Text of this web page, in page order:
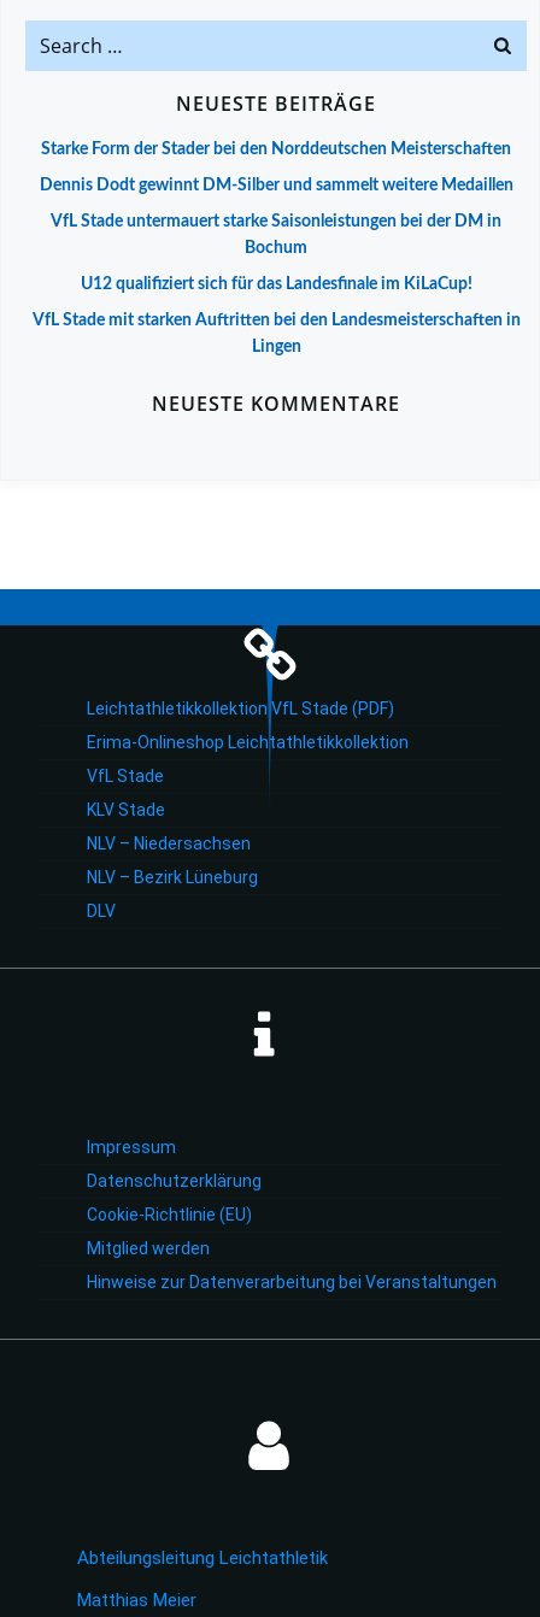
Search
for:
NEUESTE BEITRÄGE
Starke Form der Stader bei den Norddeutschen Meisterschaften
Dennis Dodt gewinnt DM-Silber und sammelt weitere Medaillen
VfL Stade untermauert starke Saisonleistungen bei der DM in
Bochum
U12 qualifiziert sich für das Landesfinale im KiLaCup!
VfL Stade mit starken Auftritten bei den Landesmeisterschaften in
Lingen
NEUESTE KOMMENTARE
Leichtathletikkollektion VfL Stade (PDF)
Erima-Onlineshop Leichtathletikkollektion
VfL Stade
KLV Stade
NLV – Niedersachsen
NLV – Bezirk Lüneburg
DLV
Impressum
Datenschutzerklärung
Cookie-Richtlinie (EU)
Mitglied werden
Hinweise zur Datenverarbeitung bei Veranstaltungen
Abteilungsleitung Leichtathletik
Matthias Meier